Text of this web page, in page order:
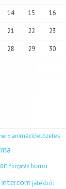
14 15 16
21 22 23
28 29 30
animációelőzetes
forgatás horror
intercom játékból